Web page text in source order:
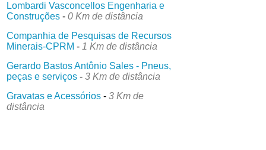
Lombardi Vasconcellos Engenharia e
Construções -0 Km de distância
Companhia de Pesquisas de Recursos
Minerais-CPRM - 1 Km de distância
Gerardo Bastos Antônio Sales - Pneus,
peças e serviços -3 Km de distância
Gravatas e Acessórios -3 Km de
distância